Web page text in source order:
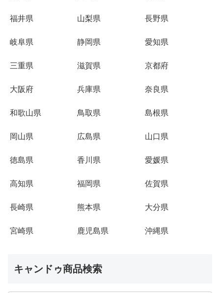
福井県 山梨県 長野県
岐阜県 静岡県 愛知県
三重県 滋賀県 京都府
大阪府 兵庫県 奈良県
和歌山県 鳥取県 島根県
岡山県 広島県 山口県
徳島県 香川県 愛媛県
高知県 福岡県 佐賀県
長崎県 熊本県 大分県
宮崎県 鹿児島県 沖縄県
キャンドゥ商品検索